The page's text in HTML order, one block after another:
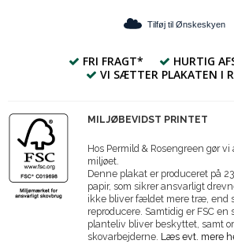
Tilføj til Ønskeskyen
FRI FRAGT*
HURTIG
VI SÆTTER PLAKATEN I
MILJØBEVIDST PRINTET
Hos Permild & Rosengreen gør
miljøet.
Denne plakat er produceret på
papir, som sikrer ansvarligt
ikke bliver fældet mere træ, end
reproducere. Samtidig er FSC en
planteliv bliver beskyttet, samt
skovarbejderne. Læs evt. mere